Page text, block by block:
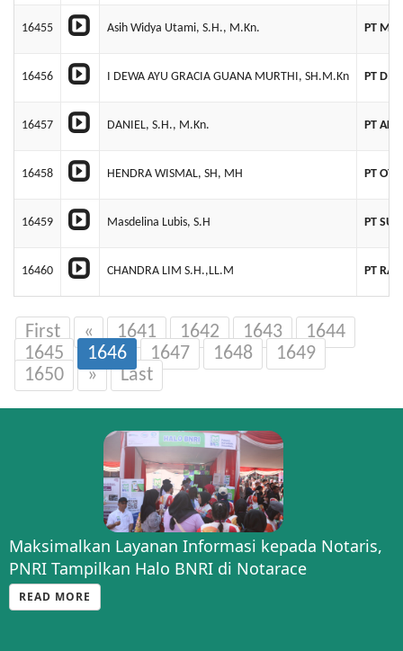
16455 Asih Widya Utami, S.H., M.Kn. PT
16456 I DEWA AYU GRACIA GUANA MURTHI, SH.M.Kn PT
16457 DANIEL, S.H., M.Kn. PT
16458 HENDRA WISMAL, SH, MH PT
16459 Masdelina Lubis, S.H PT
16460 CHANDRA LIM S.H.,LL.M PT
First « 1641 1642 1643
1644
1645
1646 1647 1648
1649
1650
» Last
Maksimalkan Layanan Informasi kepada Notaris,
PNRI Tampilkan Halo BNRI di Notarace
READ MORE